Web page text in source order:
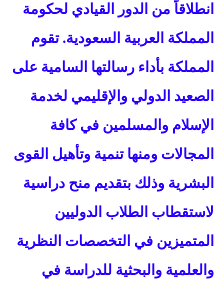
انطلاقاً من الدور القيادي لحكومة
المملكة العربية السعودية. تقوم
المملكة بأداء رسالتها السامية على
الصعيد الدولي والإقليمي لخدمة
الإسلام والمسلمين في كافة
المجالات ومنها تنمية وتأهيل القوى
البشرية وذلك بتقديم منح دراسية
لاستقطاب الطلاب الدوليين
المتميزين في التخصصات النظرية
والعلمية والبحثية للدراسة في